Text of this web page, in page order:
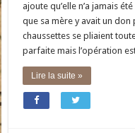
ajoute qu’elle n’a jamais
que sa mère y avait un don
chaussettes se pliaient
parfaite mais l’opération
Lire la suite »